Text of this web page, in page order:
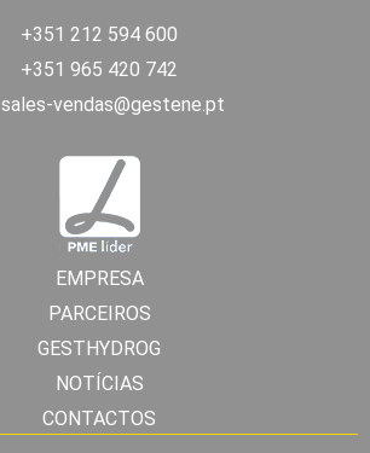
+351 212 594 600
+351 965 420 742
sales-vendas@gestene.pt
EMPRESA
PARCEIROS
GESTHYDROG
NOTÍCIAS
CONTACTOS